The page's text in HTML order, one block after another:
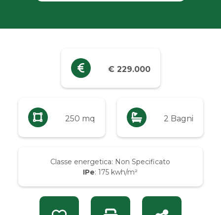
€ 229.000
250 mq 2 Bagni
Classe energetica: Non Specificato
IPe: 175 kwh/m²
Fino a € 5.000
Da € 10.000 a € 20.000
Da € 20.000 a € 50.000